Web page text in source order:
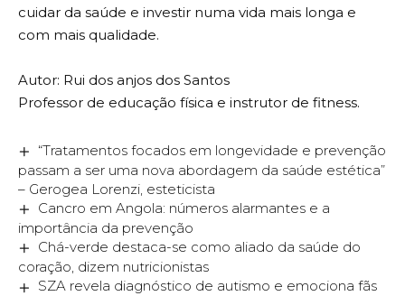
cuidar da saúde e investir numa vida mais longa e
com mais qualidade.
Autor: Rui dos anjos dos Santos
Professor de educação física e instrutor de fitness.
“Tratamentos focados em longevidade e prevenção
passam a ser uma nova abordagem da saúde estética”
– Gerogea Lorenzi, esteticista
Cancro em Angola: números alarmantes e a
importância da prevenção
Chá-verde destaca-se como aliado da saúde do
coração, dizem nutricionistas
SZA revela diagnóstico de autismo e emociona fãs